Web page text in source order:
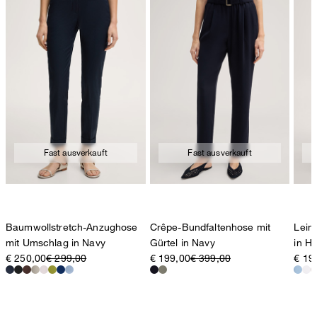
Fast ausverkauft
Baumwollstretch-Anzughose
mit Umschlag in Navy
€ 250,00€ 299,00
Fast ausverkauft
Crêpe-Bundfaltenhose mit
Gürtel in Navy
€ 199,00€ 399,00
in
€